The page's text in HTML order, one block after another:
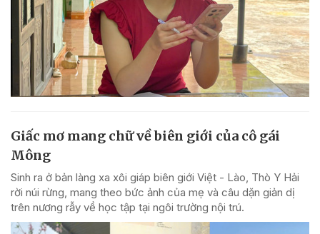
Giấc mơ mang chữ về biên giới của cô gái
Mông
Sinh ra ở bản làng xa xôi giáp biên giới Việt - Lào, Thò Y Hải
rời núi rừng, mang theo bức ảnh của mẹ và câu dặn giản dị
trên nương rẫy về học tập tại ngôi trường nội trú.